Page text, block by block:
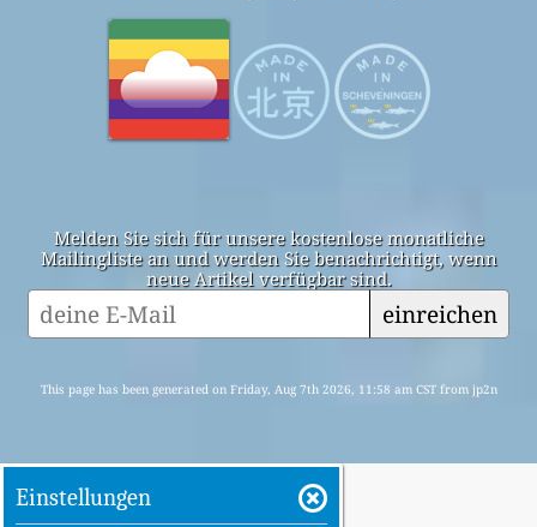
Melden Sie sich für unsere kostenlose monatliche
Mailingliste an und werden Sie benachrichtigt, wenn
neue Artikel verfügbar sind.
einreichen
This page has been generated on Friday, Aug 7th 2026, 11:58 am CST from jp2n
Einstellungen